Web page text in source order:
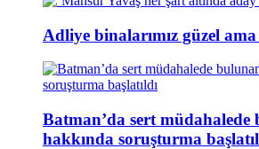
Adliye binalarımız güzel
Batman’da sert
hakkında soruşturma